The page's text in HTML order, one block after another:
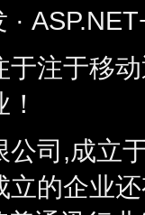
·
注于移
司,成立
的企业